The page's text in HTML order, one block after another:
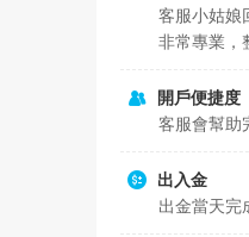
客服小姑娘
非常專業，
開戶便捷度
客服會幫助
出入金
出金當天完